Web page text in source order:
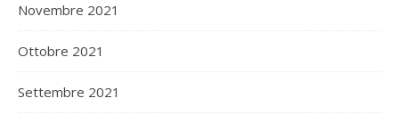
Novembre 2021
Ottobre 2021
Settembre 2021